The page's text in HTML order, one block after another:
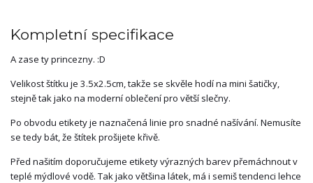
Kompletní specifikace
A zase ty princezny. :D
Velikost štítku je 3.5x2.5cm, takže se skvěle hodí na mini šatičky,
stejně tak jako na moderní oblečení pro větší slečny.
Po obvodu etikety je naznačená linie pro snadné našívání. Nemusíte
se tedy bát, že štítek prošijete křivě.
Před našitím doporučujeme etikety výrazných barev přemáchnout v
teplé mýdlové vodě. Tak jako většina látek, má i semiš tendenci lehce